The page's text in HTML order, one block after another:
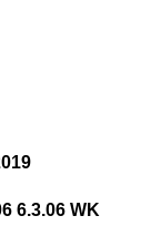
6.3.06 WK